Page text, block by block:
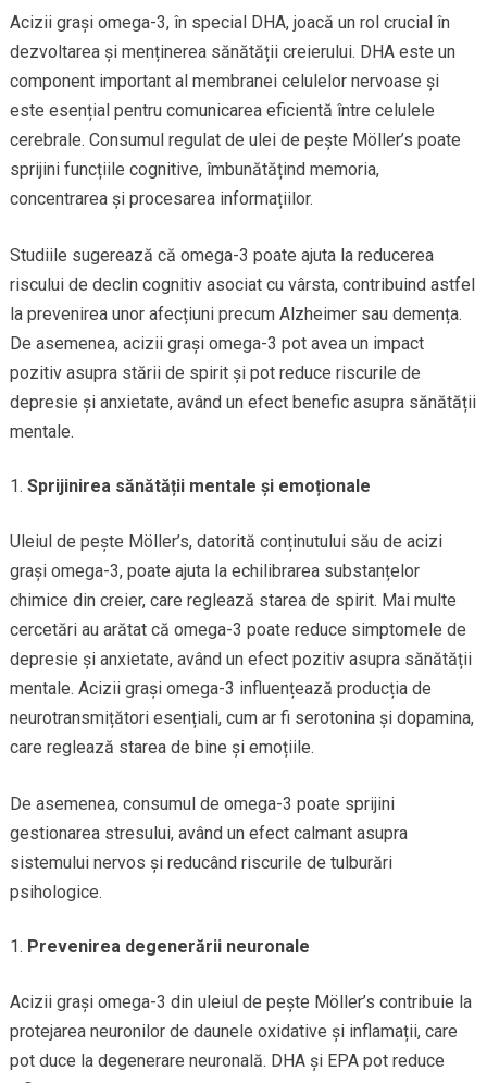
Acizii grași omega-3, în special DHA, joacă un rol crucial în
dezvoltarea și menținerea sănătății creierului. DHA este un
component important al membranei celulelor nervoase și
este esențial pentru comunicarea eficientă între celulele
cerebrale. Consumul regulat de ulei de pește Möller’s poate
sprijini funcțiile cognitive, îmbunătățind memoria,
concentrarea și procesarea informațiilor.
Studiile sugerează că omega-3 poate ajuta la reducerea
riscului de declin cognitiv asociat cu vârsta, contribuind astfel
la prevenirea unor afecțiuni precum Alzheimer sau demența.
De asemenea, acizii grași omega-3 pot avea un impact
pozitiv asupra stării de spirit și pot reduce riscurile de
depresie și anxietate, având un efect benefic asupra sănătății
mentale.
Sprijinirea sănătății mentale și emoționale
Uleiul de pește Möller’s, datorită conținutului său de acizi
grași omega-3, poate ajuta la echilibrarea substanțelor
chimice din creier, care reglează starea de spirit. Mai multe
cercetări au arătat că omega-3 poate reduce simptomele de
depresie și anxietate, având un efect pozitiv asupra sănătății
mentale. Acizii grași omega-3 influențează producția de
neurotransmițători esențiali, cum ar fi serotonina și dopamina,
care reglează starea de bine și emoțiile.
De asemenea, consumul de omega-3 poate sprijini
gestionarea stresului, având un efect calmant asupra
sistemului nervos și reducând riscurile de tulburări
psihologice.
Prevenirea degenerării neuronale
Acizii grași omega-3 din uleiul de pește Möller’s contribuie la
protejarea neuronilor de daunele oxidative și inflamații, care
pot duce la degenerare neuronală. DHA și EPA pot reduce